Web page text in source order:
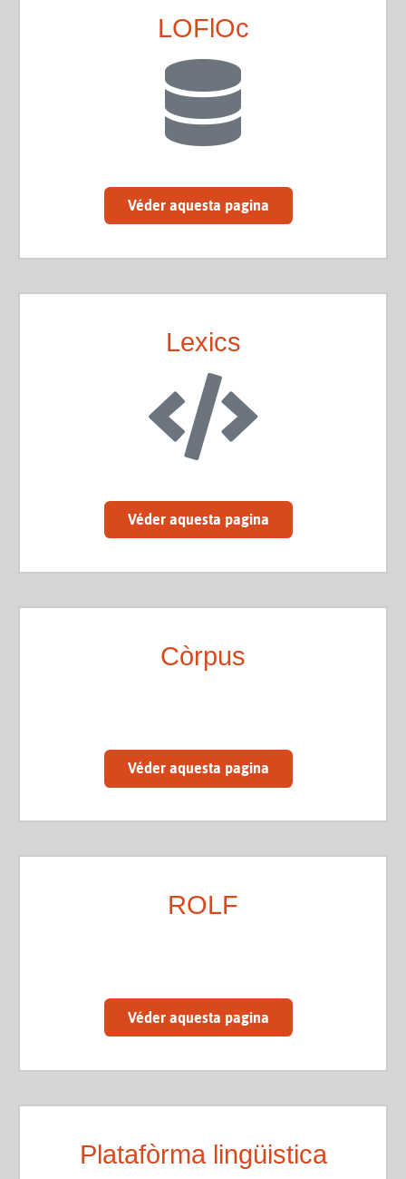
LOFlOc
Véder aquesta pagina
Lexics
Véder aquesta pagina
Còrpus
Véder aquesta pagina
ROLF
Véder aquesta pagina
Platafòrma lingüistica